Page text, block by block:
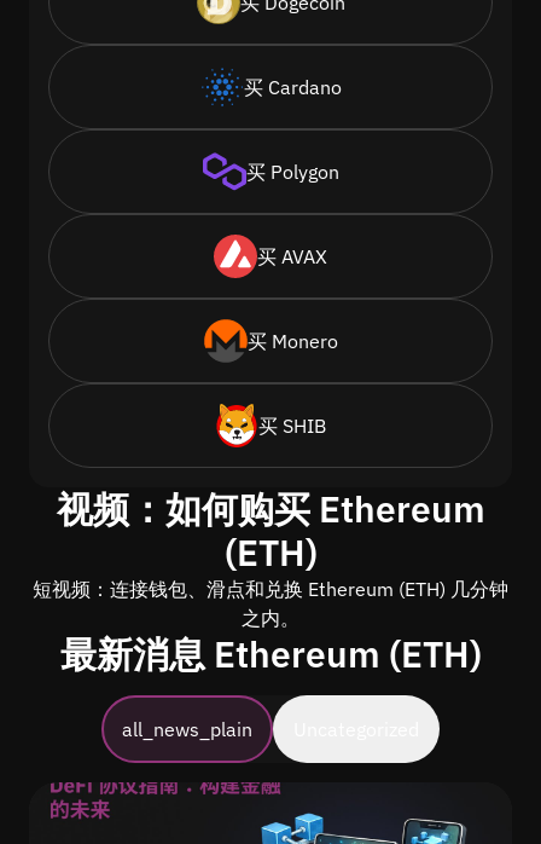
买 Cardano
买 Polygon
买 AVAX
买 Monero
买 SHIB
视频：如何购买 Ethereum
(ETH)
短视频：连接钱包、滑点和兑换 Ethereum (ETH) 几分钟
之内。
最新消息 Ethereum (ETH)
all_news_plain